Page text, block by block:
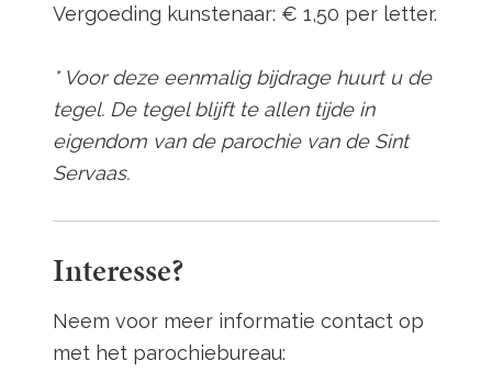
Vergoeding kunstenaar: € 1,50 per letter.
* Voor deze eenmalig bijdrage huurt u de
tegel. De tegel blijft te allen tijde in
eigendom van de parochie van de Sint
Servaas.
Interesse?
Neem voor meer informatie contact op
met het parochiebureau: